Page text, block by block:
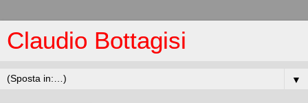
Claudio Bottagisi
▼